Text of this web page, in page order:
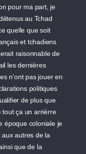
pour ma part, je
au Tchad
quelle que soit
et tchadiens
raisonnable de
les dernières
n'ont pas jouer en
politiques
de plus que
tout ça un arrièrre
époque coloniale je
autres de la
que de la